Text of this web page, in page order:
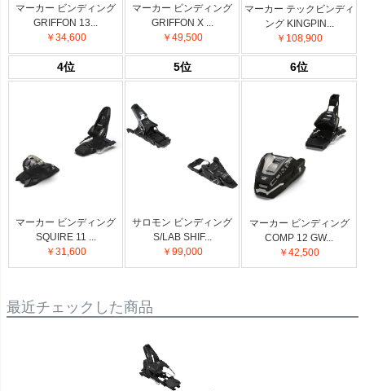
マーカー ビンディング
GRIFFON 13...
￥34,600
マーカー ビンディング
GRIFFON X ...
￥49,500
マーカー テックビンディ
ング KINGPIN...
￥108,900
4位 5位 6位
マーカー ビンディング
SQUIRE 11 ...
￥31,600
サロモン ビンディング
S/LAB SHIF...
￥99,000
マーカー ビンディング
COMP 12 GW...
￥42,500
最近チェックした商品